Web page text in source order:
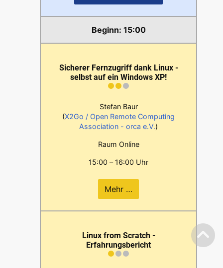
15:00
Sicherer Fernzugriff dank Linux -
selbst auf ein Windows XP!
Stefan Baur
(X2Go / Open Remote Computing
Association - orca e.V.)
Raum Online
15:00 – 16:00 Uhr
Mehr …
Linux from Scratch -
Erfahrungsbericht